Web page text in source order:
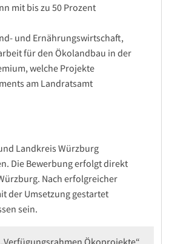
mit bis zu 50 Prozent
und Ernährungswirtschaft,
für den Ökolandbau in der
welche Projekte
am Landratsamt
Landkreis Würzburg
Die Bewerbung erfolgt direkt
Nach erfolgreicher
der Umsetzung gestartet
sein.
Ökoprojekte“